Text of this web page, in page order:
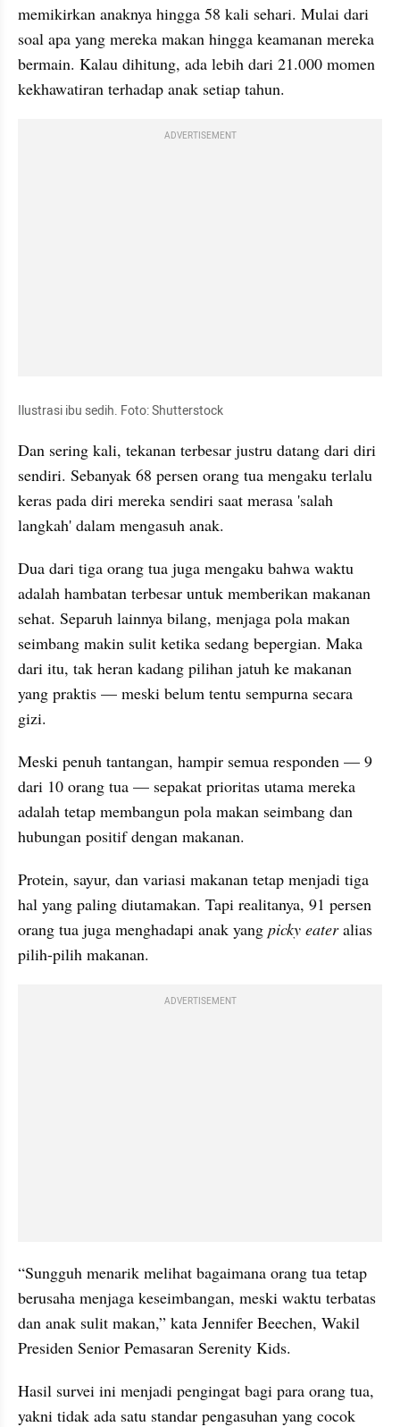
memikirkan anaknya hingga 58 kali sehari. Mulai dari
soal apa yang mereka makan hingga keamanan mereka
bermain. Kalau dihitung, ada lebih dari 21.000 momen
kekhawatiran terhadap anak setiap tahun.
ADVERTISEMENT
Ilustrasi ibu sedih. Foto: Shutterstock
Dan sering kali, tekanan terbesar justru datang dari diri
sendiri. Sebanyak 68 persen orang tua mengaku terlalu
keras pada diri mereka sendiri saat merasa 'salah
langkah' dalam mengasuh anak.
Dua dari tiga orang tua juga mengaku bahwa waktu
adalah hambatan terbesar untuk memberikan makanan
sehat. Separuh lainnya bilang, menjaga pola makan
seimbang makin sulit ketika sedang bepergian. Maka
dari itu, tak heran kadang pilihan jatuh ke makanan
yang praktis — meski belum tentu sempurna secara
gizi.
Meski penuh tantangan, hampir semua responden — 9
dari 10 orang tua — sepakat prioritas utama mereka
adalah tetap membangun pola makan seimbang dan
hubungan positif dengan makanan.
Protein, sayur, dan variasi makanan tetap menjadi tiga
hal yang paling diutamakan. Tapi realitanya, 91 persen
orang tua juga menghadapi anak yang picky eater alias
pilih-pilih makanan.
ADVERTISEMENT
“Sungguh menarik melihat bagaimana orang tua tetap
berusaha menjaga keseimbangan, meski waktu terbatas
dan anak sulit makan,” kata Jennifer Beechen, Wakil
Presiden Senior Pemasaran Serenity Kids.
Hasil survei ini menjadi pengingat bagi para orang tua,
yakni tidak ada satu standar pengasuhan yang cocok